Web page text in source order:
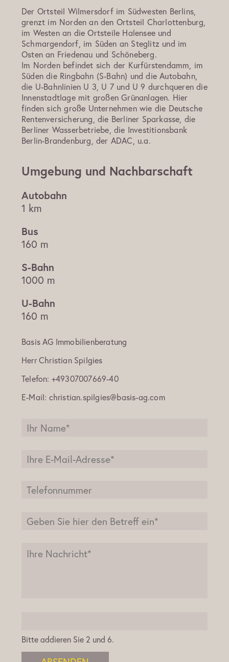
Der Ortsteil Wilmersdorf im Südwesten Berlins,
grenzt im Norden an den Ortsteil Charlottenburg,
im Westen an die Ortsteile Halensee und
Schmargendorf, im Süden an Steglitz und im
Osten an Friedenau und Schöneberg.
Im Norden befindet sich der Kurfürstendamm, im
Süden die Ringbahn (S-Bahn) und die Autobahn,
die U-Bahnlinien U 3, U 7 und U 9 durchqueren die
Innenstadtlage mit großen Grünanlagen. Hier
finden sich große Unternehmen wie die Deutsche
Rentenversicherung, die Berliner Sparkasse, die
Berliner Wasserbetriebe, die Investitionsbank
Berlin-Brandenburg, der ADAC, u.a.
Umgebung und Nachbarschaft
1 km
160 m
1000 m
160 m
Basis AG Immobilienberatung
Herr Christian Spilgies
Telefon: +49307007669-40
E-Mail: christian.spilgies@basis-ag.com
Bitte addieren Sie 2 und 6.